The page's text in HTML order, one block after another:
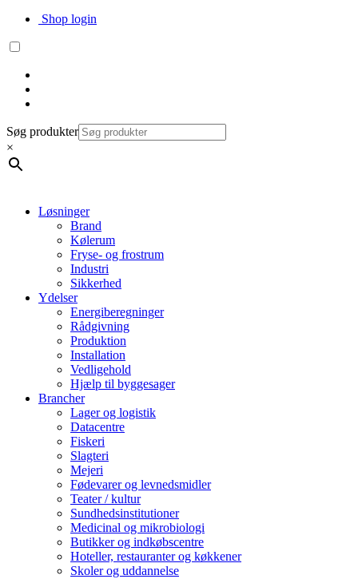
Shop login
Søg produkter
×
Løsninger
Brand
Kølerum
Fryse- og frostrum
Industri
Sikkerhed
Ydelser
Energiberegninger
Rådgivning
Produktion
Installation
Vedligehold
Hjælp til byggesager
Brancher
Lager og logistik
Datacentre
Fiskeri
Slagteri
Mejeri
Fødevarer og levnedsmidler
Teater / kultur
Sundhedsinstitutioner
Medicinal og mikrobiologi
Butikker og indkøbscentre
Hoteller, restauranter og køkkener
Skoler og uddannelse